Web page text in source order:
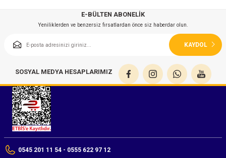
E-BÜLTEN ABONELİK
Yeniliklerden ve benzersiz fırsatlardan önce siz haberdar olun.
KAYDOL
SOSYAL MEDYA HESAPLARIMIZ
0545 201 11 54 - 0555 622 97 12